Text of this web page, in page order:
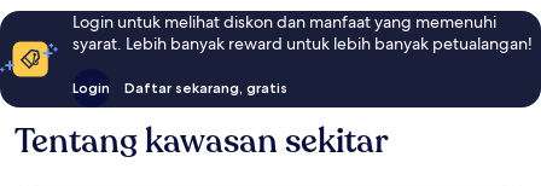
Login untuk melihat diskon dan manfaat yang memenuhi
syarat. Lebih banyak reward untuk lebih banyak petualangan!
Login Daftar sekarang, gratis
Tentang kawasan sekitar